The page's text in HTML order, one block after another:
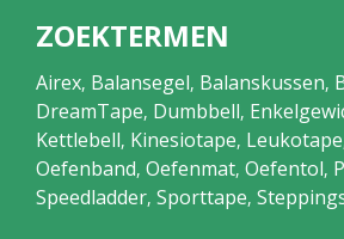
ZOEKTERMEN
Airex, Balansegel, Balanskussen,
DreamTape, Dumbbell,
Kettlebell, Kinesiotape, Leukotape
Oefenband, Oefenmat, Oefentol,
Speedladder, Sporttape,